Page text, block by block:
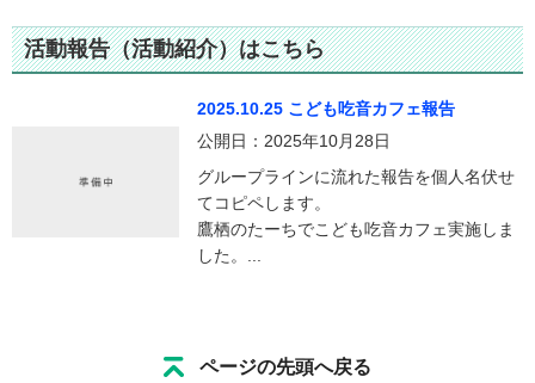
活動報告（活動紹介）はこちら
2025.10.25 こども吃音カフェ報告
公開日：2025年10月28日
グループラインに流れた報告を個人名伏せ
てコピペします。
鷹栖のたーちでこども吃音カフェ実施しま
した。...
ページの先頭へ戻る